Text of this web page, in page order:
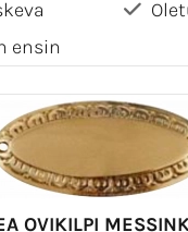
ensin
OVIKILPI